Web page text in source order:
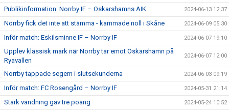
Publikinformation: Norrby IF – Oskarshamns AIK 2024-06-13 12:37
Norrby fick det inte att stämma - kammade noll i Skåne 2024-06-09 05:30
Inför match: Eskilsminne IF – Norrby IF 2024-06-07 19:10
Upplev klassisk mark när Norrby tar emot Oskarshamn på
Ryavallen
2024-06-07 12:00
Norrby tappade segern i slutsekunderna 2024-06-03 09:19
Inför match: FC Rosengård – Norrby IF 2024-05-31 21:14
Stark vändning gav tre poäng 2024-05-24 10:52